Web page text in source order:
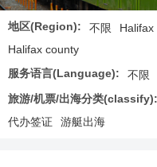
地区(Region): 不限 Halifax
Halifax county
服务语言(Language):
不限
旅游/机票/出海分类(classify):
代办签证
游艇出海